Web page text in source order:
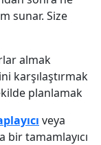
sunar. Size
almak
karşılaştırmak
planlamak
veya
bir tamamlayıcı